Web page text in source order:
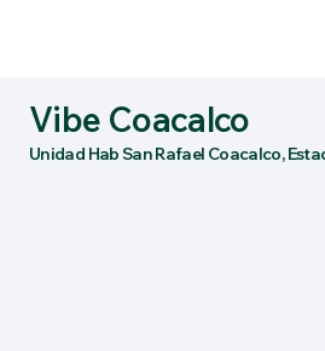
Vibe Coacalco
Unidad Hab San Rafael Coacalco,